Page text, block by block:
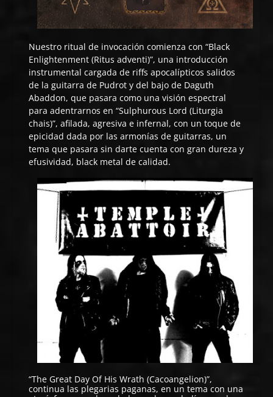
Nuestro ritual de invocación comienza con “Black
Enlightenment (Ritus adventi)”, una introducción
instrumental cargada de riffs apocalípticos salidos
de la guitarra de Pudrot y del bajo de Daguth
Abaddon, que pasara como una visión espectral
para adentrarnos en “Sulphurous Lord (Liturgia
chais)”, afilada, agresiva e infernal, con un toque de
epicidad dada por las armonías de guitarras, un
tema que pasara sin darte cuenta con gran dureza y
efusividad, black metal de calidad.
“The Great Day Of His Wrath (Cacoangelion)”,
continua las plegarias paganas, en un tema con una